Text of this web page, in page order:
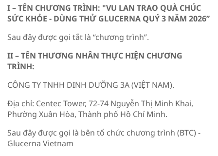
I – TÊN CHƯƠNG TRÌNH: "VU LAN TRAO QUÀ CHÚC
SỨC KHỎE - DÙNG THỬ GLUCERNA QUÝ 3 NĂM 2026”
Sau đây được gọi tắt là “chương trình”.
II – TÊN THƯƠNG NHÂN THỰC HIỆN CHƯƠNG
TRÌNH:
CÔNG TY TNHH DINH DƯỠNG 3A (VIỆT NAM).
Địa chỉ: Centec Tower, 72-74 Nguyễn Thị Minh Khai,
Phường Xuân Hòa, Thành phố Hồ Chí Minh.
Sau đây được gọi là bên tổ chức chương trình (BTC) -
Glucerna Vietnam